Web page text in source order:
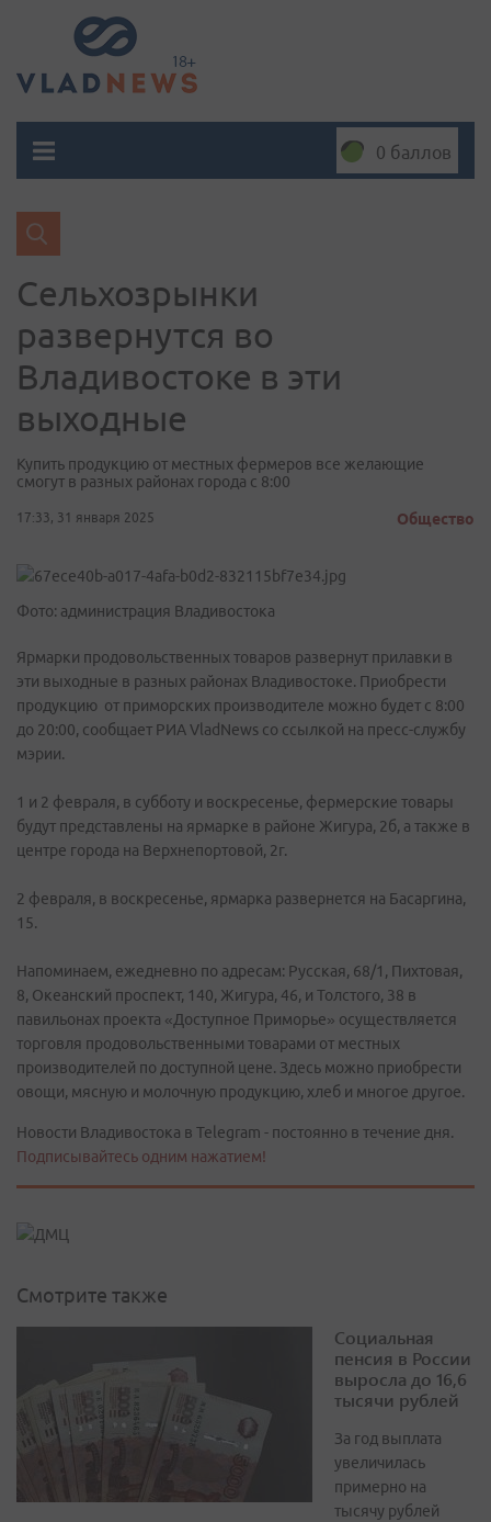
0 баллов
Сельхозрынки
развернутся во
Владивостоке в эти
выходные
Купить продукцию от местных фермеров все желающие
смогут в разных районах города с 8:00
17:33, 31 января 2025 Общество
Фото: администрация Владивостока
Ярмарки продовольственных товаров развернут прилавки в
эти выходные в разных районах Владивостоке. Приобрести
продукцию от приморских производителе можно будет с 8:00
до 20:00, сообщает РИА VladNews со ссылкой на пресс-службу
мэрии.
1 и 2 февраля, в субботу и воскресенье, фермерские товары
будут представлены на ярмарке в районе Жигура, 2б, а также в
центре города на Верхнепортовой, 2г.
2 февраля, в воскресенье, ярмарка развернется на Басаргина,
15.
Напоминаем, ежедневно по адресам: Русская, 68/1, Пихтовая,
8, Океанский проспект, 140, Жигура, 46, и Толстого, 38 в
павильонах проекта «Доступное Приморье» осуществляется
торговля продовольственными товарами от местных
производителей по доступной цене. Здесь можно приобрести
овощи, мясную и молочную продукцию, хлеб и многое другое.
Новости Владивостока в Telegram - постоянно в течение дня.
Подписывайтесь одним нажатием!
Смотрите также
Социальная
пенсия в России
выросла до 16,6
тысячи рублей
За год выплата
увеличилась
примерно на
тысячу рублей